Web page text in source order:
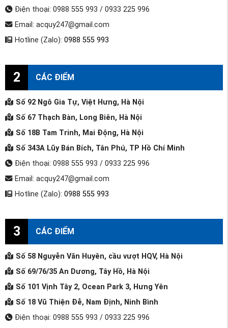
Điện thoại: 0988 555 993 / 0933 225 996
Email: acquy247@gmail.com
Hotline (Zalo): 0988 555 993
2 CÁC ĐIỂM
Số 92 Ngô Gia Tự, Việt Hưng, Hà Nội
Số 67 Thạch Bàn, Long Biên, Hà Nội
Số 18B Tam Trinh, Mai Động, Hà Nội
Số 343A Lũy Bán Bích, Tân Phú, TP Hồ Chí Minh
Điện thoại: 0988 555 993 / 0933 225 996
Email: acquy247@gmail.com
Hotline (Zalo): 0988 555 993
3 CÁC ĐIỂM
Số 58 Nguyễn Văn Huyên, cầu vượt HQV, Hà Nội
Số 69/76/35 An Dương, Tây Hồ, Hà Nội
Số 101 Vịnh Tây 2, Ocean Park 3, Hưng Yên
Số 18 Vũ Thiện Đễ, Nam Định, Ninh Bình
Điện thoại: 0988 555 993 / 0933 225 996